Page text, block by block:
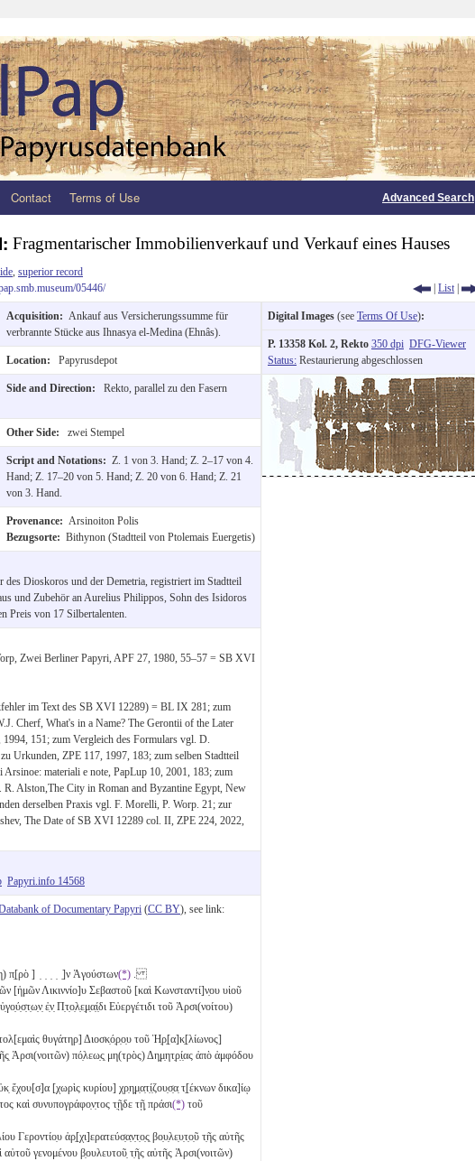
Contact Terms of Use Advanced Search
Fragmentarischer Immobilienverkauf und Verkauf eines Hauses
superior record
05446/ | List |
Acquisition: Ankauf aus Versicherungssumme für
verbrannte Stücke aus Ihnasya el-Medina (Ehnâs).
Location: Papyrusdepot
Side and Direction: Rekto, parallel zu den Fasern
Other Side: zwei Stempel
Script and Notations: Z. 1 von 3. Hand; Z. 2–17 von 4.
Hand; Z. 17–20 von 5. Hand; Z. 20 von 6. Hand; Z. 21
von 3. Hand.
Provenance: Arsinoiton Polis
Bezugsorte: Bithynon (Stadtteil von Ptolemais Euergetis)
des Dioskoros und der Demetria, registriert im Stadtteil
und Zubehör an Aurelius Philippos, Sohn des Isidoros
Preis von 17 Silbertalenten.
Zwei Berliner Papyri, APF 27, 1980, 55–57 = SB XVI
im Text des SB XVI 12289) = BL IX 281; zum
Cherf, What's in a Name? The Gerontii of the Later
151; zum Vergleich des Formulars vgl. D.
Urkunden, ZPE 117, 1997, 183; zum selben Stadtteil
materiali e note, PapLup 10, 2001, 183; zum
Alston,The City in Roman and Byzantine Egypt, New
derselben Praxis vgl. F. Morelli, P. Worp. 21; zur
The Date of SB XVI 12289 col. II, ZPE 224, 2022,
Papyri.info 14568
of Documentary Papyri (CC BY), see link:
π̣[ρὸ ] ̣ ̣ ̣ ̣ ̣]ν Ἀγούστων(*) .
[ἡμῶν Λικιννίο]υ Σεβαστοῦ [καὶ Κωνσταντί]ν̣ου υἱοῦ
ἐ̣ν̣ Π̣τ̣ο̣λ̣ε̣μ̣α̣ί̣δι Εὐεργέτιδι τοῦ Ἀρσι(νοίτου)
θυγάτηρ] Διοσκ̣ό̣ρ̣ο̣υ τοῦ Ἡ̣ρ̣[α]κ̣[λίωνος]
Ἀρσι(νοιτῶν) πό̣λεω̣ς̣ μη(τρὸς) Δη̣μ̣ητ̣ρ̣ί̣ας ἀπὸ ἀμφόδου
[χωρὶς κυρίου] χρ̣η̣μ̣α̣τ̣ί̣ζου̣σ̣α̣ τ̣[έκνων δικα]ίῳ
καὶ συνυπογράφο̣ν̣τος τ̣ῇ̣δε τῇ̣ πράσι(*) τοῦ
Γεροντίο̣υ ἀρ̣[χι]ερατεύσ̣α̣ν̣τ̣ο̣ς̣ βο̣υ̣λε̣υ̣τ̣ο̣ῦ τ̣ῆς αὐτῆς
γενομένου β̣ουλευτοῦ̣ τ̣ῆς αὐτῆς Ἀρσι(νοιτῶν)
Digital Images (see Terms Of Use):
P. 13358 Kol. 2, Rekto 350 dpi DFG-Viewer
Status: Restaurierung abgeschlossen